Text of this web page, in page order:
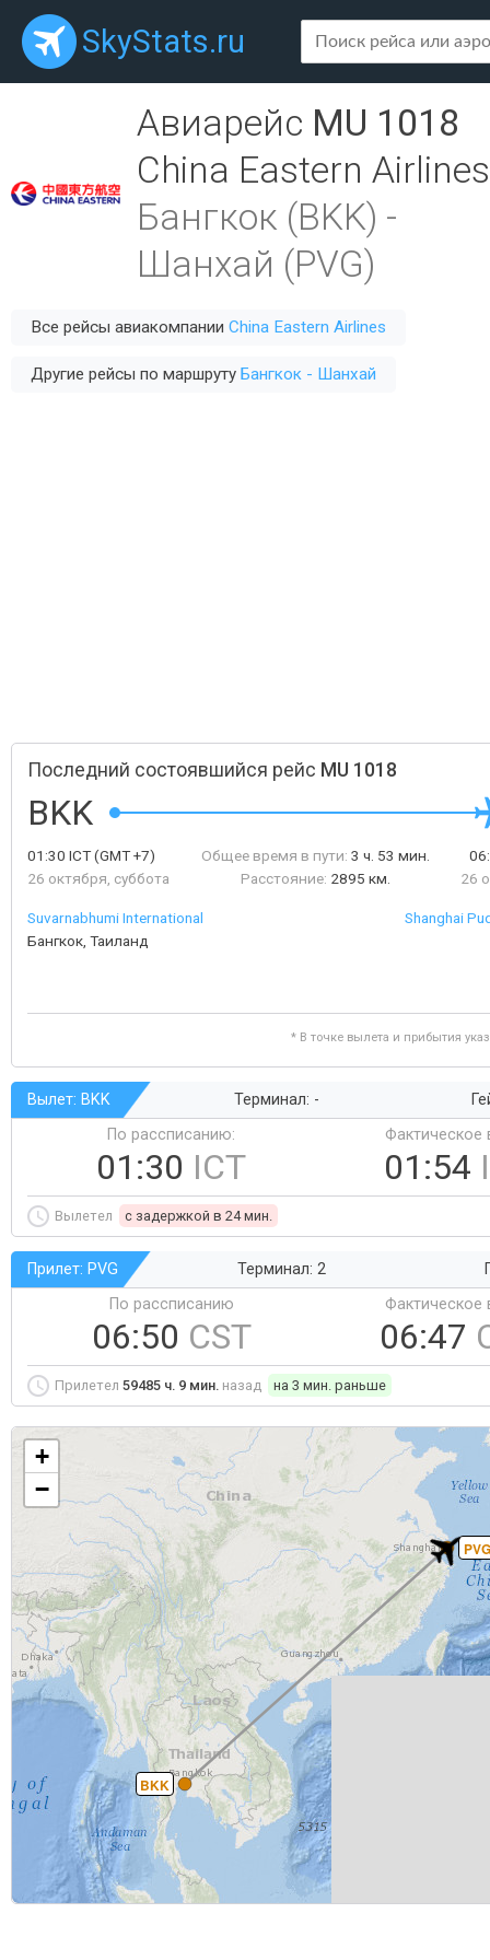
SkyStats.ru
Авиарейс MU 1018
China Eastern Airlines
Бангкок (BKK) -
Шанхай (PVG)
Все рейсы авиакомпании China Eastern Airlines
Другие рейсы по маршруту Бангкок - Шанхай
Последний состоявшийся рейс MU 1018
BKK
01:30 ICT(GMT +7)
26 октября, суббота
Общее время в пути: 3 ч. 53 мин.
Расстояние: 2895 км.
26
Suvarnabhumi International
Бангкок, Таиланд
Shanghai
* В точке вылета и прибытия
Вылет: BKK Терминал: -
По рассписанию:
01:30 ICT
Фактическое
01:54
Вылетел c задержкой в 24 мин.
Прилет: PVG Терминал: 2
По рассписанию
06:50 CST
Фактическое
06:47
Прилетел 59485 ч. 9 мин. назад на 3 мин. раньше
BKK
PVG
+
−